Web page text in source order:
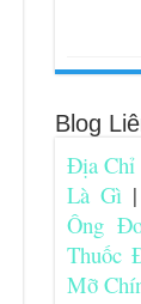
Blog
Địa Chỉ
Là Gì
Ông
Thuốc
Mỡ